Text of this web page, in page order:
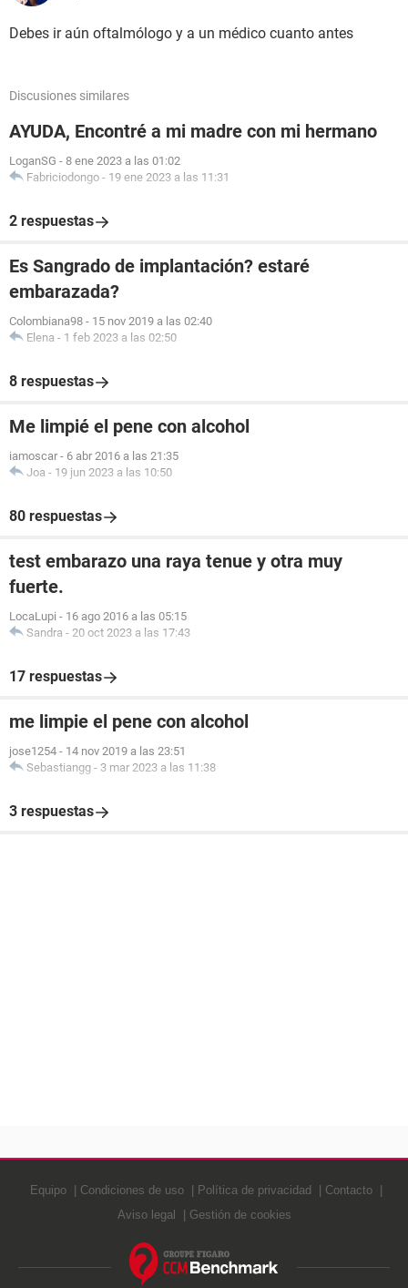
Debes ir aún oftalmólogo y a un médico cuanto antes
Discusiones similares
AYUDA, Encontré a mi madre con mi hermano
LoganSG - 8 ene 2023 a las 01:02
Fabriciodongo - 19 ene 2023 a las 11:31
2 respuestas
Es Sangrado de implantación? estaré
embarazada?
Colombiana98 - 15 nov 2019 a las 02:40
Elena - 1 feb 2023 a las 02:50
8 respuestas
Me limpié el pene con alcohol
iamoscar - 6 abr 2016 a las 21:35
Joa - 19 jun 2023 a las 10:50
80 respuestas
test embarazo una raya tenue y otra muy
fuerte.
LocaLupi - 16 ago 2016 a las 05:15
Sandra - 20 oct 2023 a las 17:43
17 respuestas
me limpie el pene con alcohol
jose1254 - 14 nov 2019 a las 23:51
Sebastiangg - 3 mar 2023 a las 11:38
3 respuestas
Equipo Condiciones de uso Política de privacidad
Contacto
Aviso legal
Gestión de cookies